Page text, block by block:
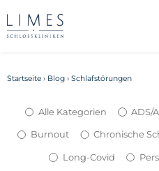
Startseite› Blog› Schlafstörungen
Alle Kategorien ADS/
Burnout Chronische
Long-Covid